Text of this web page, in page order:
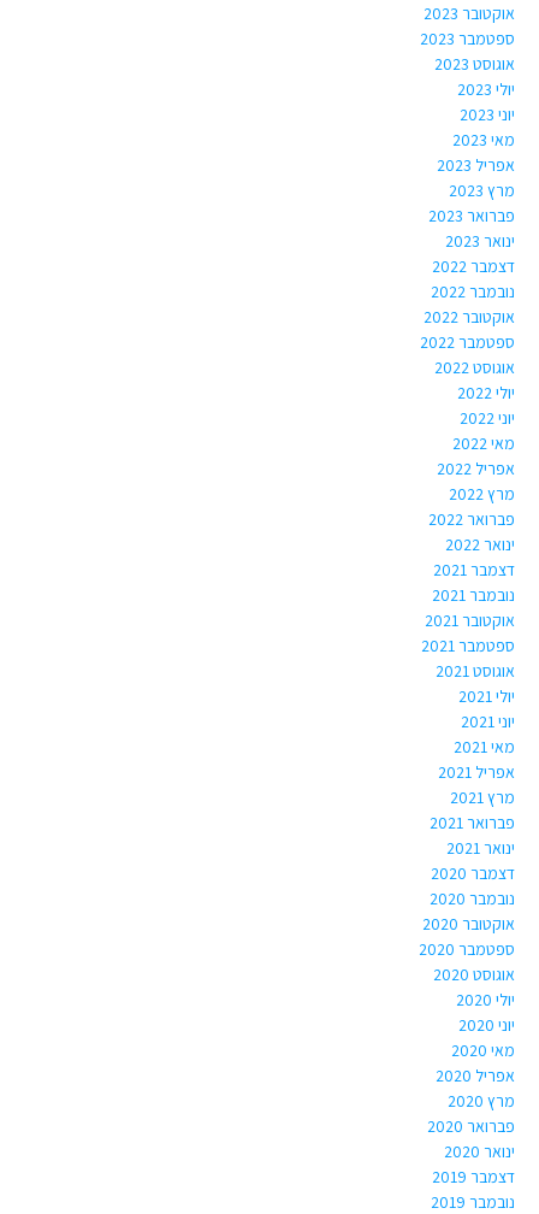
אוקטובר 2023
ספטמבר 2023
אוגוסט 2023
יולי 2023
יוני 2023
מאי 2023
אפריל 2023
מרץ 2023
פברואר 2023
ינואר 2023
דצמבר 2022
נובמבר 2022
אוקטובר 2022
ספטמבר 2022
אוגוסט 2022
יולי 2022
יוני 2022
מאי 2022
אפריל 2022
מרץ 2022
פברואר 2022
ינואר 2022
דצמבר 2021
נובמבר 2021
אוקטובר 2021
ספטמבר 2021
אוגוסט 2021
יולי 2021
יוני 2021
מאי 2021
אפריל 2021
מרץ 2021
פברואר 2021
ינואר 2021
דצמבר 2020
נובמבר 2020
אוקטובר 2020
ספטמבר 2020
אוגוסט 2020
יולי 2020
יוני 2020
מאי 2020
אפריל 2020
מרץ 2020
פברואר 2020
ינואר 2020
דצמבר 2019
נובמבר 2019